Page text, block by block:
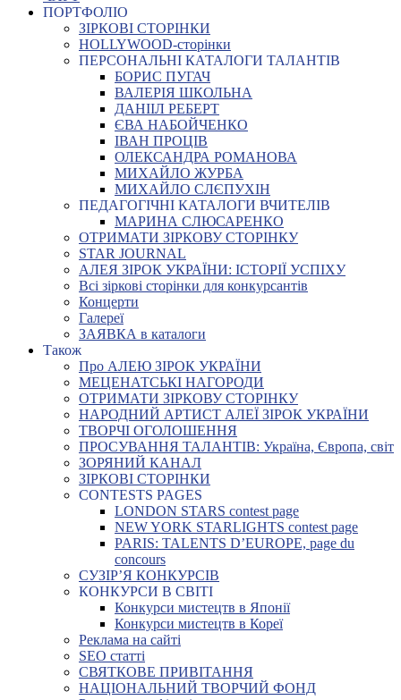
ПОРТФОЛІО
ЗІРКОВІ СТОРІНКИ
HOLLYWOOD-сторінки
ПЕРСОНАЛЬНІ КАТАЛОГИ ТАЛАНТІВ
БОРИС ПУГАЧ
ВАЛЕРІЯ ШКОЛЬНА
ДАНІІЛ РЕБЕРТ
ЄВА НАБОЙЧЕНКО
ІВАН ПРОЦІВ
ОЛЕКСАНДРА РОМАНОВА
МИХАЙЛО ЖУРБА
МИХАЙЛО СЛЄПУХІН
ПЕДАГОГІЧНІ КАТАЛОГИ ВЧИТЕЛІВ
МАРИНА СЛЮСАРЕНКО
ОТРИМАТИ ЗІРКОВУ СТОРІНКУ
STAR JOURNAL
АЛЕЯ ЗІРОК УКРАЇНИ: ІСТОРІЇ УСПІХУ
Всі зіркові сторінки для конкурсантів
Концерти
Галереї
ЗАЯВКА в каталоги
Також
Про АЛЕЮ ЗІРОК УКРАЇНИ
МЕЦЕНАТСЬКІ НАГОРОДИ
ОТРИМАТИ ЗІРКОВУ СТОРІНКУ
НАРОДНИЙ АРТИСТ АЛЕЇ ЗІРОК УКРАЇНИ
ТВОРЧІ ОГОЛОШЕННЯ
ПРОСУВАННЯ ТАЛАНТІВ: Україна, Європа, світ
ЗОРЯНИЙ КАНАЛ
ЗІРКОВІ СТОРІНКИ
CONTESTS PAGES
LONDON STARS contest page
NEW YORK STARLIGHTS contest page
PARIS: TALENTS D’EUROPE, page du
concours
СУЗІР’Я КОНКУРСІВ
КОНКУРСИ В СВІТІ
Конкурси мистецтв в Японії
Конкурси мистецтв в Кореї
Реклама на сайті
SEO статті
СВЯТКОВЕ ПРИВІТАННЯ
НАЦІОНАЛЬНИЙ ТВОРЧИЙ ФОНД